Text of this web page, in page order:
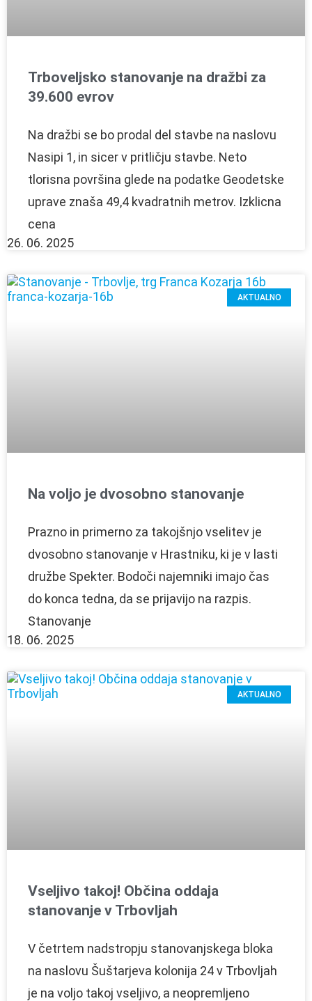
Trboveljsko stanovanje na dražbi za
39.600 evrov
Na dražbi se bo prodal del stavbe na naslovu
Nasipi 1, in sicer v pritličju stavbe. Neto
tlorisna površina glede na podatke Geodetske
uprave znaša 49,4 kvadratnih metrov. Izklicna
cena
26. 06. 2025
AKTUALNO
Na voljo je dvosobno stanovanje
Prazno in primerno za takojšnjo vselitev je
dvosobno stanovanje v Hrastniku, ki je v lasti
družbe Spekter. Bodoči najemniki imajo čas
do konca tedna, da se prijavijo na razpis.
Stanovanje
18. 06. 2025
AKTUALNO
Vseljivo takoj! Občina oddaja
stanovanje v Trbovljah
V četrtem nadstropju stanovanjskega bloka
na naslovu Šuštarjeva kolonija 24 v Trbovljah
je na voljo takoj vseljivo, a neopremljeno